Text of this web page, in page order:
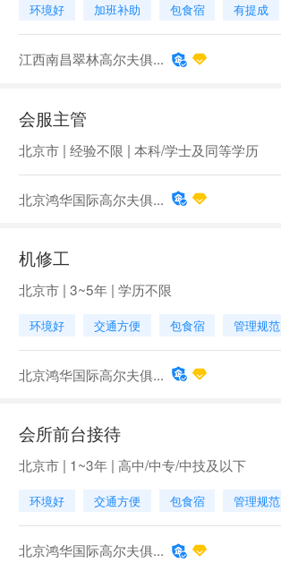
环境好 加班补助 包食宿 有提成
江西南昌翠林高尔夫俱...
会服主管
北京市 | 经验不限 | 本科/学士及同等学历
北京鸿华国际高尔夫俱...
机修工
北京市 | 3~5年 | 学历不限
环境好 交通方便 包食宿 管理规范
北京鸿华国际高尔夫俱...
会所前台接待
北京市 | 1~3年 | 高中/中专/中技及以下
环境好 交通方便 包食宿 管理规范
北京鸿华国际高尔夫俱...